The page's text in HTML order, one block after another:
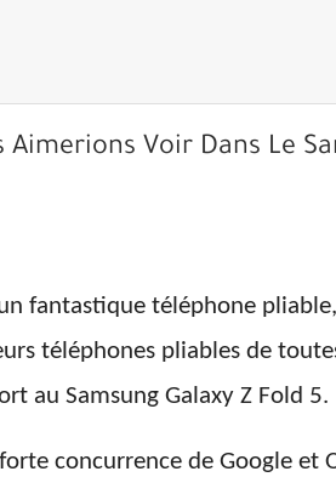
Voir Dans Le
fantastique téléphone
téléphones pliables de
au Samsung Galaxy Z Fold 5.
concurrence de Google